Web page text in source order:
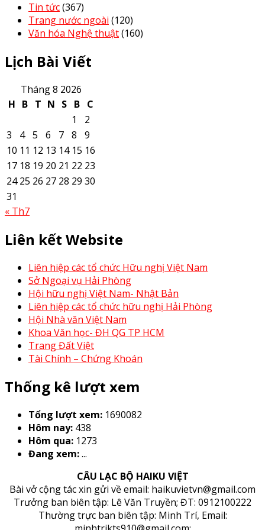
Tin tức(367)
Trang nước ngoài (120)
Văn hóa Nghệ thuật(160)
Lịch Bài Viết
Tháng 8 2026
H B T N S B C
1
2
3
4 5 6 7 8
9
10 11 12 13 14 15 16
17 18 19 20 21 22 23
24 25 26 27 28 29 30
31
« Th7
Liên kết Website
Liên hiệp các tổ chức Hữu nghị Việt Nam
Sở Ngoại vụ Hải Phòng
Hội hữu nghị Việt Nam- Nhật Bản
Liên hiệp các tổ chức hữu nghị Hải Phòng
Hội Nhà văn Việt Nam
Khoa Văn học- ĐH QG TP HCM
Trang Đất Việt
Tài Chính – Chứng Khoán
Thống kê lượt xem
Tổng lượt xem: 1690082
Hôm nay: 438
Hôm qua: 1273
Đang xem:...
CÂU LẠC BỘ HAIKU VIỆT
Bài vở cộng tác xin gửi về email: haikuvietvn@gmail.com
Trưởng ban biên tập: Lê Văn Truyền; ĐT: 0912100222
Thường trực ban biên tập: Minh Trí, Email: